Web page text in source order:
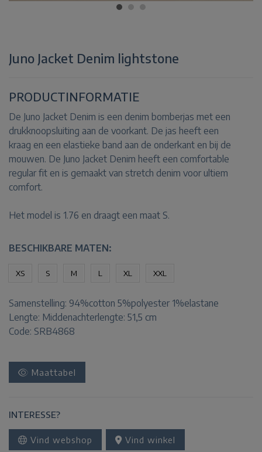
Juno Jacket Denim lightstone
PRODUCTINFORMATIE
De Juno Jacket Denim is een denim bomberjas met een
drukknoopsluiting aan de voorkant. De jas heeft een
kraag en een elastieke band aan de onderkant en bij de
mouwen. De Juno Jacket Denim heeft een comfortable
regular fit en is gemaakt van stretch denim voor ultiem
comfort.
Het model is 1.76 en draagt een maat S.
BESCHIKBARE MATEN:
XS S M L XL XXL
Samenstelling: 94%cotton 5%polyester 1%elastane
Lengte: Middenachterlengte: 51,5 cm
Code: SRB4868
Maattabel
INTERESSE?
Vind webshop Vind winkel